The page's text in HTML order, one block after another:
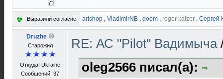
Выразили согласие: artshop , VladimirNB , doom , roger kaizer , Сергей
Druzhe
Старожил
Откуда: Ukraine
Сообщений: 37
RE: АС "Pilot" Вадимыча
oleg2566 писал(а):